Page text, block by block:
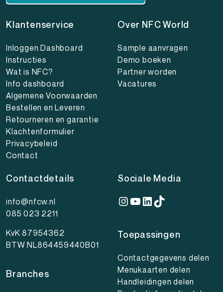
Klantenservice
Inloggen Dashboard
Instructies
Wat is NFC?
Info dashboard
Algemene Voorwaarden
Bestellen en Leveren
Retourneren en garantie
Klachtenformulier
Privacybeleid
Contact
Over NFC World
Sample aanvragen
Demo boeken
Partner worden
Vacatures
Contactdetails
info@nfcw.nl
085 023 2211
KvK 87954362
BTW NL864459440B01
Branches
Sociale Media
Instagram
YouTube
LinkedIn
TikTok
Toepassingen
Contactgegevens delen
Menukaarten delen
Handleidingen delen